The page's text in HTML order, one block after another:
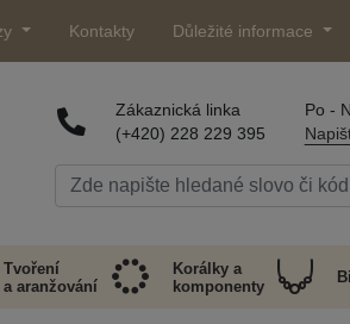
Kontakty Důležité informace
Zákaznická linka
(+420) 228 229 395
Po -
Tvoření
a aranžování
Korálky a
komponenty